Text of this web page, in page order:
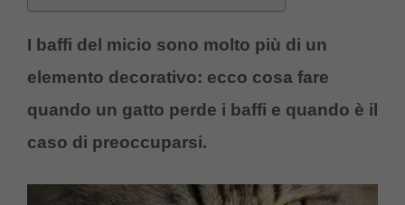
I baffi del micio sono molto più di un
elemento decorativo: ecco cosa fare
quando un gatto perde i baffi e quando è il
caso di preoccuparsi.